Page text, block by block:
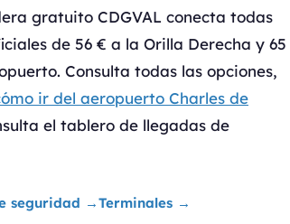
gratuito CDGVAL conecta todas
de 56 € a la Orilla Derecha y 65
Consulta todas las opciones,
ir del aeropuerto Charles de
el tablero de llegadas de
seguridad →Terminales →